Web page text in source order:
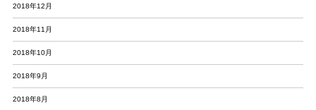
2018年12月
2018年11月
2018年10月
2018年9月
2018年8月